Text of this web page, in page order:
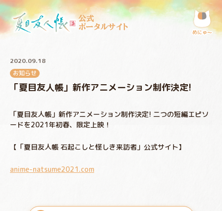
公式
ポータルサイト
めにゅ〜
2020.09.18
お知らせ
「夏目友人帳」新作アニメーション制作決定!
「夏目友人帳」新作アニメーション制作決定! 二つの短編エピソ
ードを2021年初春、限定上映！
【「夏目友人帳 石起こしと怪しき来訪者」公式サイト】
anime-natsume2021.com